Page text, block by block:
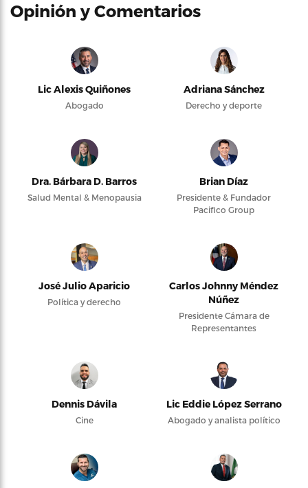
Opinión y Comentarios
Lic Alexis Quiñones
Abogado
Adriana Sánchez
Derecho y deporte
Dra. Bárbara D. Barros
Salud Mental & Menopausia
Brian Díaz
Presidente & Fundador
Pacifico Group
José Julio Aparicio
Política y derecho
Carlos Johnny Méndez
Núñez
Presidente Cámara de
Representantes
Dennis Dávila
Cine
Lic Eddie López Serrano
Abogado y analista político